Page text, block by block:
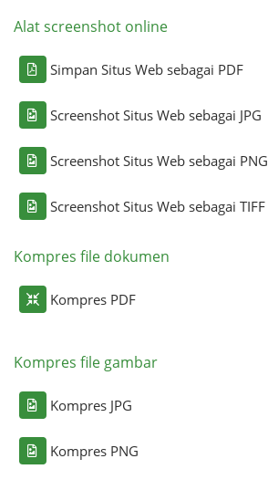
Alat screenshot online
Simpan Situs Web sebagai PDF
Screenshot Situs Web sebagai JPG
Screenshot Situs Web sebagai PNG
Screenshot Situs Web sebagai TIFF
Kompres file dokumen
Kompres PDF
Kompres file gambar
Kompres JPG
Kompres PNG